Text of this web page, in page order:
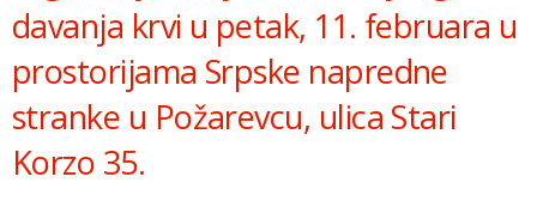
davanja krvi u petak, 11. februara u
prostorijama Srpske napredne
stranke u Požarevcu, ulica Stari
Korzo 35.